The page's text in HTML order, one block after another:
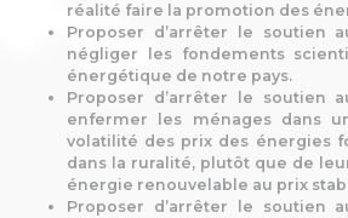
réalité faire la promotion des
Proposer d’arrêter le soutien
négliger les fondements
énergétique de notre pays.
Proposer d’arrêter le soutien
enfermer les ménages dans
volatilité des prix des énergies
dans la ruralité, plutôt que de
énergie renouvelable au prix
Proposer d’arrêter le soutien